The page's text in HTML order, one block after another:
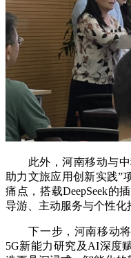
此外，河南移动与中
助力文旅应用创新实践”
痛点，搭载DeepSeek的
导游、主动服务与个性化
下一步，河南移动将
5G新能力研究及AI深度